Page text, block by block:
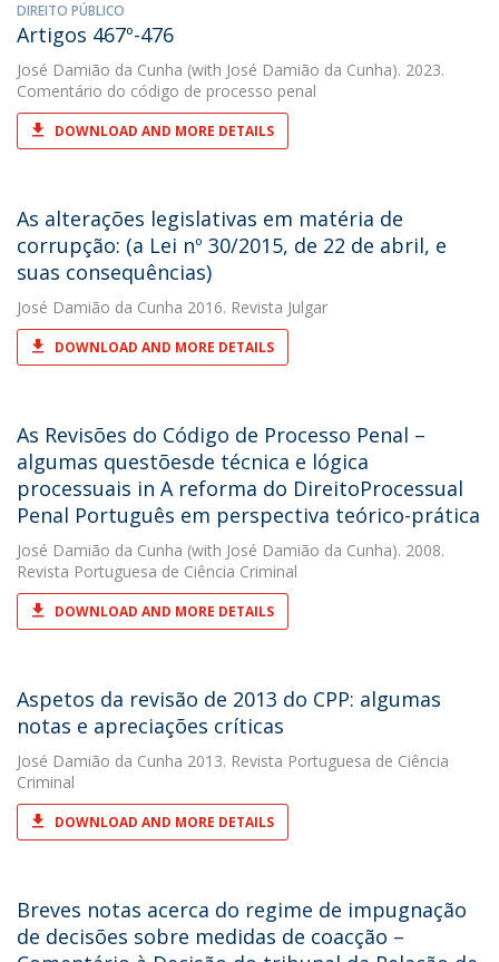
DIREITO PÚBLICO
Artigos 467º-476
José Damião da Cunha (with José Damião da Cunha). 2023.
Comentário do código de processo penal
DOWNLOAD AND MORE DETAILS
As alterações legislativas em matéria de
corrupção: (a Lei nº 30/2015, de 22 de abril, e
suas consequências)
José Damião da Cunha 2016. Revista Julgar
DOWNLOAD AND MORE DETAILS
As Revisões do Código de Processo Penal –
algumas questõesde técnica e lógica
processuais in A reforma do DireitoProcessual
Penal Português em perspectiva teórico-prática
José Damião da Cunha (with José Damião da Cunha). 2008.
Revista Portuguesa de Ciência Criminal
DOWNLOAD AND MORE DETAILS
Aspetos da revisão de 2013 do CPP: algumas
notas e apreciações críticas
José Damião da Cunha 2013. Revista Portuguesa de Ciência
Criminal
DOWNLOAD AND MORE DETAILS
Breves notas acerca do regime de impugnação
de decisões sobre medidas de coacção –